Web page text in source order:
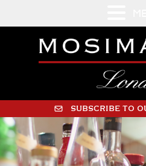
SUBSCRIBE TO